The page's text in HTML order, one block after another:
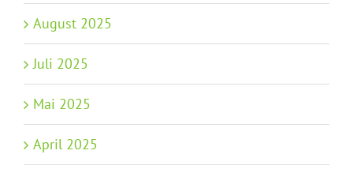
August 2025
Juli 2025
Mai 2025
April 2025